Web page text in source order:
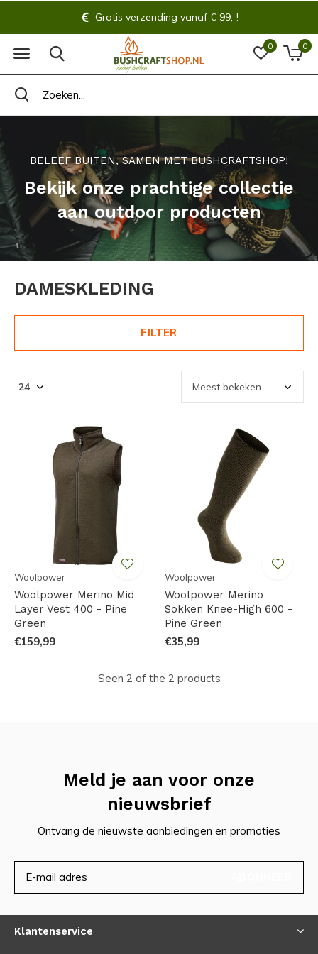
0 0
Gratis verzending vanaf € 99,-!
BELEEF BUITEN, SAMEN MET BUSHCRAFTSHOP!
Bekijk onze prachtige collectie
aan outdoor producten
DAMESKLEDING
FILTER
Woolpower
Woolpower Merino Mid
Layer Vest 400 - Pine
Green
€159,99
Woolpower
Woolpower Merino
Sokken Knee-High 600 -
Pine Green
€35,99
Seen 2 of the 2 products
Meld je aan voor onze
nieuwsbrief
Ontvang de nieuwste aanbiedingen en promoties
Klantenservice